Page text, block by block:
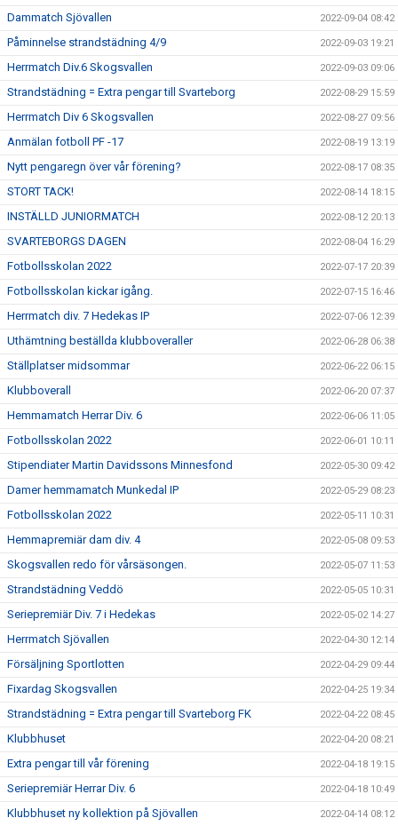
Dammatch Sjövallen 2022-09-04 08:42
Påminnelse strandstädning 4/9 2022-09-03 19:21
Herrmatch Div.6 Skogsvallen 2022-09-03 09:06
Strandstädning = Extra pengar till Svarteborg 2022-08-29 15:59
Herrmatch Div 6 Skogsvallen 2022-08-27 09:56
Anmälan fotboll PF -17 2022-08-19 13:19
Nytt pengaregn över vår förening? 2022-08-17 08:35
STORT TACK! 2022-08-14 18:15
INSTÄLLD JUNIORMATCH 2022-08-12 20:13
SVARTEBORGS DAGEN 2022-08-04 16:29
Fotbollsskolan 2022 2022-07-17 20:39
Fotbollsskolan kickar igång. 2022-07-15 16:46
Herrmatch div. 7 Hedekas IP 2022-07-06 12:39
Uthämtning beställda klubboveraller 2022-06-28 06:38
Ställplatser midsommar 2022-06-22 06:15
Klubboverall 2022-06-20 07:37
Hemmamatch Herrar Div. 6 2022-06-06 11:05
Fotbollsskolan 2022 2022-06-01 10:11
Stipendiater Martin Davidssons Minnesfond 2022-05-30 09:42
Damer hemmamatch Munkedal IP 2022-05-29 08:23
Fotbollsskolan 2022 2022-05-11 10:31
Hemmapremiär dam div. 4 2022-05-08 09:53
Skogsvallen redo för vårsäsongen. 2022-05-07 11:53
Strandstädning Veddö 2022-05-05 10:31
Seriepremiär Div. 7 i Hedekas 2022-05-02 14:27
Herrmatch Sjövallen 2022-04-30 12:14
Försäljning Sportlotten 2022-04-29 09:44
Fixardag Skogsvallen 2022-04-25 19:34
Strandstädning = Extra pengar till Svarteborg FK 2022-04-22 08:45
Klubbhuset 2022-04-20 08:21
Extra pengar till vår förening 2022-04-18 19:15
Seriepremiär Herrar Div. 6 2022-04-18 10:49
Klubbhuset ny kollektion på Sjövallen 2022-04-14 08:12